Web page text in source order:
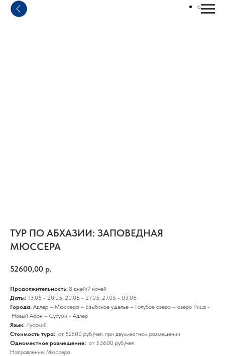
ТУР ПО АБХАЗИИ: ЗАПОВЕДНАЯ
МЮССЕРА
52600,00 р.
Продолжительность: 8 дней/7 ночей
Даты: 13.05 - 20.05, 20.05 - 27.05, 27.05 - 03.06.
Города: Адлер – Мюссера – Бзыбское ущелье – Голубое озеро – озеро Рица -
Новый Афон – Сухуми - Адлер
Язык: Русский
Стоимость тура: от 52600 руб./чел. при двухместном размещении
Одноместное размещение: от 53600 руб./чел
Направление: Мюссера